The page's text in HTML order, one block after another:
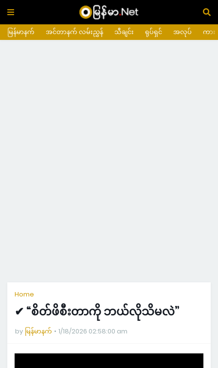
မြန်မာနက် အင်တာနက် လမ်းညွှန် သီချင်း ရုပ်ရှင် အလုပ် ကား
Home
✔ “စိတ်ဖိစီးတာကို ဘယ်လိုသိမလဲ”
by မြန်မာနက် 1/18/2026 02:58:00 am